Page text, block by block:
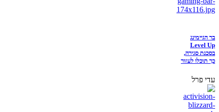
בר הגיימינג
Level Up
בסכנת סגירה,
כך תוכלו לעזור
עדי פרל